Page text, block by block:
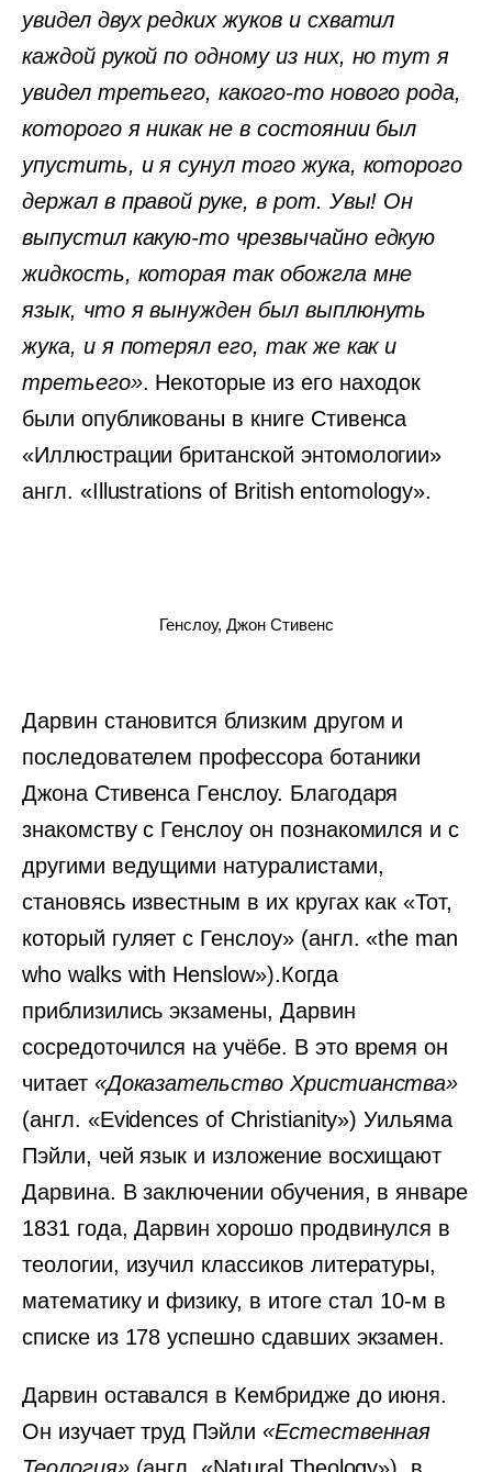
увидел двух редких жуков и схватил
каждой рукой по одному из них, но тут я
увидел третьего, какого-то нового рода,
которого я никак не в состоянии был
упустить, и я сунул того жука, которого
держал в правой руке, в рот. Увы! Он
выпустил какую-то чрезвычайно едкую
жидкость, которая так обожгла мне
язык, что я вынужден был выплюнуть
жука, и я потерял его, так же как и
третьего». Некоторые из его находок
были опубликованы в книге Стивенса
«Иллюстрации британской энтомологии»
англ. «Illustrations of British entomology».
Генслоу, Джон Стивенс
Дарвин становится близким другом и
последователем профессора ботаники
Джона Стивенса Генслоу. Благодаря
знакомству с Генслоу он познакомился и с
другими ведущими натуралистами,
становясь известным в их кругах как «Тот,
который гуляет с Генслоу» (англ. «the man
who walks with Henslow»).Когда
приблизились экзамены, Дарвин
сосредоточился на учёбе. В это время он
читает «Доказательство Христианства»
(англ. «Evidences of Christianity») Уильяма
Пэйли, чей язык и изложение восхищают
Дарвина. В заключении обучения, в январе
1831 года, Дарвин хорошо продвинулся в
теологии, изучил классиков литературы,
математику и физику, в итоге стал 10-м в
списке из 178 успешно сдавших экзамен.
Дарвин оставался в Кембридже до июня.
Он изучает труд Пэйли «Естественная